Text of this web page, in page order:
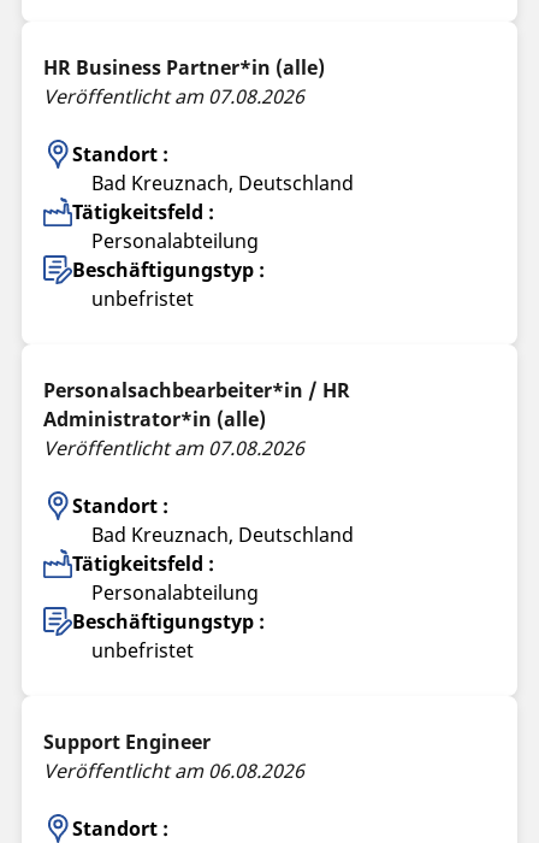
HR Business Partner*in (alle)
Veröffentlicht am 07.08.2026
Standort :
Bad Kreuznach, Deutschland
Tätigkeitsfeld :
Personalabteilung
Beschäftigungstyp :
unbefristet
Personalsachbearbeiter*in / HR
Administrator*in (alle)
Veröffentlicht am 07.08.2026
Standort :
Bad Kreuznach, Deutschland
Tätigkeitsfeld :
Personalabteilung
Beschäftigungstyp :
unbefristet
Support Engineer
Veröffentlicht am 06.08.2026
Standort :